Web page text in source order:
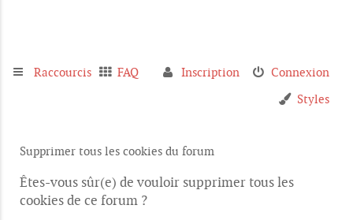
Raccourcis FAQ Connexion
Inscription
Styles
Supprimer tous les cookies du forum
Êtes-vous sûr(e) de vouloir supprimer tous les
cookies de ce forum ?